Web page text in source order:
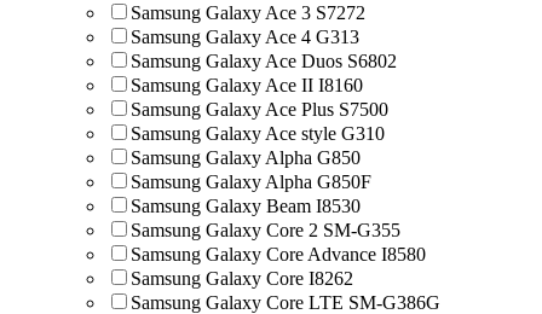
Samsung Galaxy Ace 3 S7272
Samsung Galaxy Ace 4 G313
Samsung Galaxy Ace Duos S6802
Samsung Galaxy Ace II I8160
Samsung Galaxy Ace Plus S7500
Samsung Galaxy Ace style G310
Samsung Galaxy Alpha G850
Samsung Galaxy Alpha G850F
Samsung Galaxy Beam I8530
Samsung Galaxy Core 2 SM-G355
Samsung Galaxy Core Advance I8580
Samsung Galaxy Core I8262
Samsung Galaxy Core LTE SM-G386G